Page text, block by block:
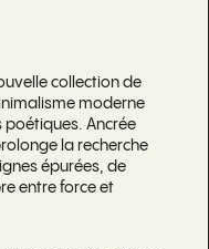
collection de
moderne
poétiques. Ancrée
la recherche
épurées, de
entre force et